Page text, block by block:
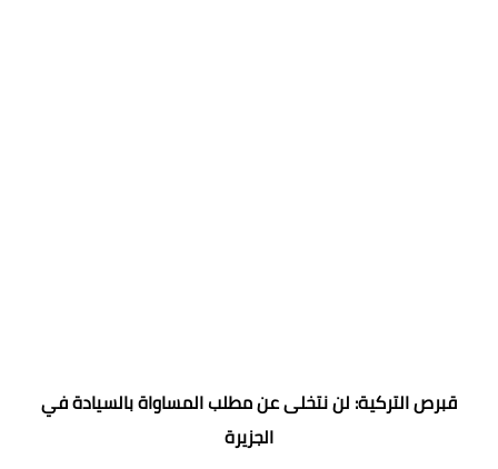
قبرص التركية: لن نتخلى عن مطلب المساواة بالسيادة في
الجزيرة